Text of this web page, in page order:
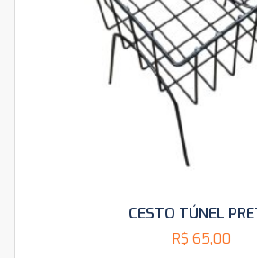
CESTO TÚNEL
R$ 65,00